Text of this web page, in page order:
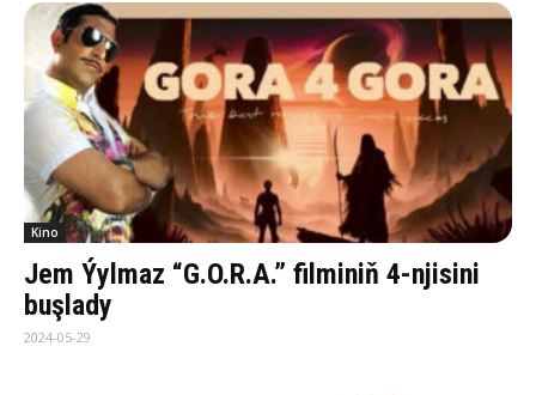
Kino
Jem Ýylmaz “G.O.R.A.” filminiň 4-njisini
buşlady
2024-05-29